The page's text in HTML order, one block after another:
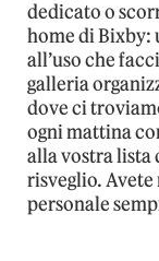
dedicato o
home di Bixby:
all’uso che
galleria
dove ci
ogni mattina
alla vostra lista
risveglio. Avete
personale